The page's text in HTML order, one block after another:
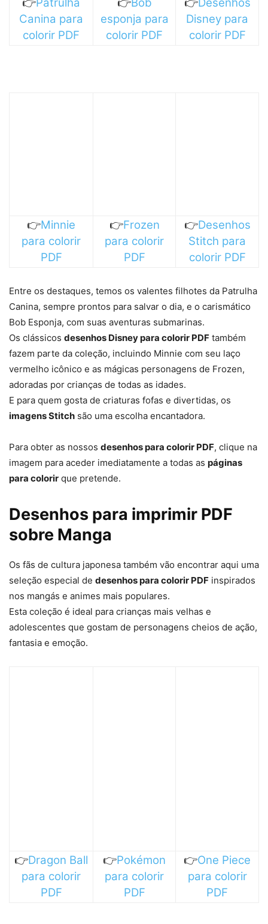
Canina para
colorir PDF
esponja para
colorir PDF
Disney para
colorir PDF
👉Minnie
para colorir
PDF
👉Frozen
para colorir
PDF
👉Desenhos
Stitch para
colorir PDF
Entre os destaques, temos os valentes filhotes da Patrulha
Canina, sempre prontos para salvar o dia, e o carismático
Bob Esponja, com suas aventuras submarinas.
Os clássicos desenhos Disney para colorir PDF também
fazem parte da coleção, incluindo Minnie com seu laço
vermelho icônico e as mágicas personagens de Frozen,
adoradas por crianças de todas as idades.
E para quem gosta de criaturas fofas e divertidas, os
imagens Stitch são uma escolha encantadora.
Para obter as nossos desenhos para colorir PDF, clique na
imagem para aceder imediatamente a todas as páginas
para colorir que pretende.
Desenhos para imprimir PDF
sobre Manga
Os fãs de cultura japonesa também vão encontrar aqui uma
seleção especial de desenhos para colorir PDF inspirados
nos mangás e animes mais populares.
Esta coleção é ideal para crianças mais velhas e
adolescentes que gostam de personagens cheios de ação,
fantasia e emoção.
👉Dragon Ball
para colorir
PDF
👉Pokémon
para colorir
PDF
👉One Piece
para colorir
PDF